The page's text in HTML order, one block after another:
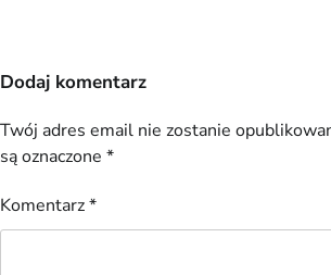
Dodaj komentarz
Twój adres email nie zostanie
są oznaczone *
Komentarz*